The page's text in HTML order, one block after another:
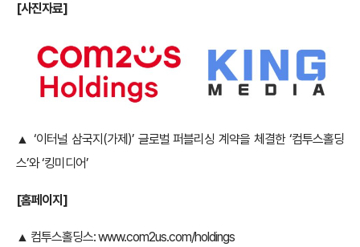
[사진자료]
▲ ‘이터널 삼국지(가제)’ 글로벌 퍼블리싱 계약을 체결한 ‘컴투스홀딩
스’와 ‘킹미디어’
[홈페이지]
▲ 컴투스홀딩스:www.com2us.com/holdings